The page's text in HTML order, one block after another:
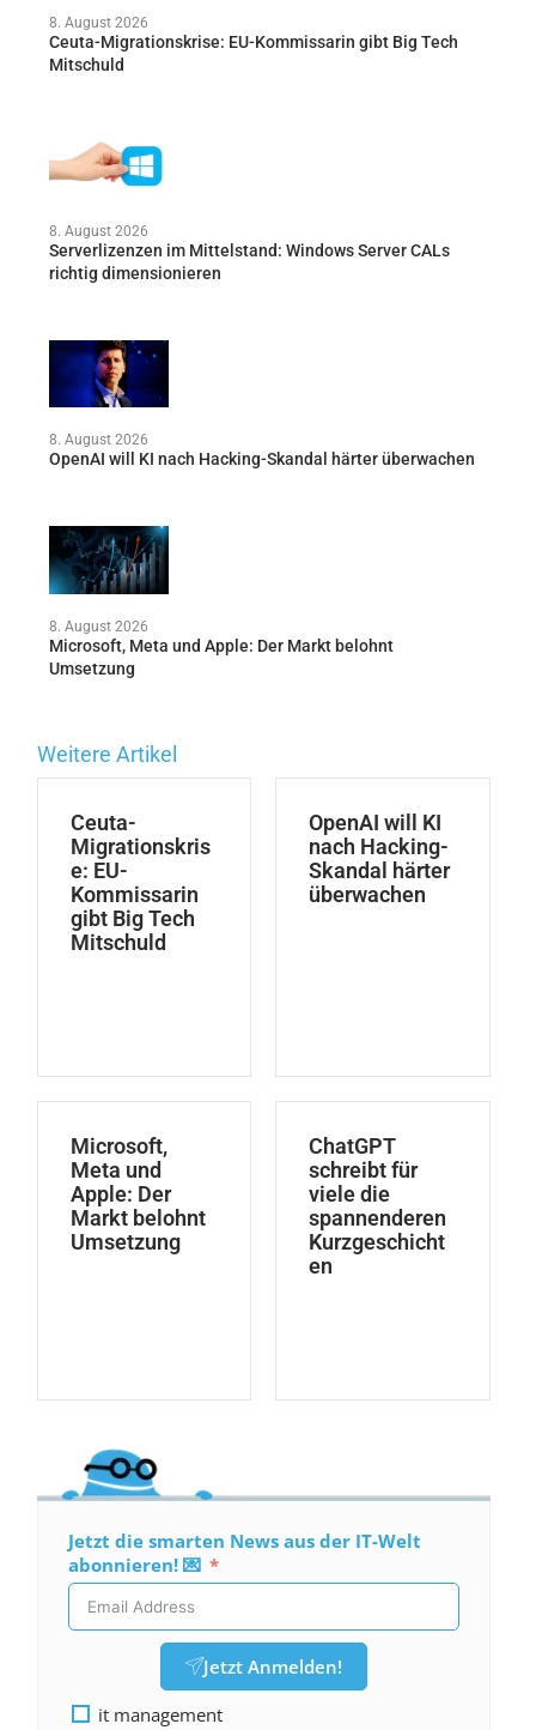
8. August 2026
Ceuta-Migrationskrise: EU-Kommissarin gibt Big Tech
Mitschuld
8. August 2026
Serverlizenzen im Mittelstand: Windows Server CALs
richtig dimensionieren
8. August 2026
OpenAI will KI nach Hacking-Skandal härter überwachen
8. August 2026
Microsoft, Meta und Apple: Der Markt belohnt
Umsetzung
Weitere Artikel
Ceuta-
Migrationskris
e: EU-
Kommissarin
gibt Big Tech
Mitschuld
OpenAI will KI
nach Hacking-
Skandal härter
überwachen
Microsoft,
Meta und
Apple: Der
Markt belohnt
Umsetzung
ChatGPT
schreibt für
viele die
spannenderen
Kurzgeschicht
en
Jetzt die smarten News aus der IT-Welt
abonnieren! 💌
Jetzt Anmelden!
it management